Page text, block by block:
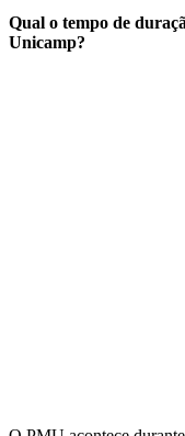
Qual o tempo de
Unicamp?